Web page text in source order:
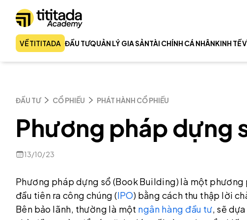
VỀ TITITADA ĐẦU TƯQUẢN LÝ GIA SẢNTÀI CHÍNH CÁ NHÂNKINH TẾ
ĐẦU TƯ CỔ PHIẾU PHÁT HÀNH CỔ PHIẾU
Phương pháp dựng
13/10/23
Phương pháp dựng sổ (Book Building) là một phương
đầu tiên ra công chúng (IPO) bằng cách thu thập lời
Bên bảo lãnh, thường là một ngân hàng đầu tư, sẽ